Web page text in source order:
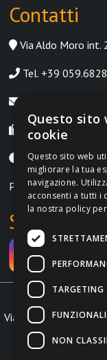
Contatti
Via Aldo Moro int.
Tel. +39
Fax +39
Lunedì-Venerdì,
P.IVA
Social
Via Aldo Moro int. 28/
+39
Questo sito
cookie
Questo sito web
migliorare la tua
navigazione.
acconsenti a tutti i
la nostra policy
TARGETING
NON